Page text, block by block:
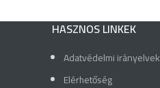
HASZNOS LINKEK
Adatvédelmi irányelvek
Elérhetőség